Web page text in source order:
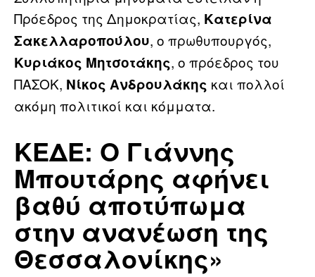
Πρόεδρος της Δημοκρατίας, Κατερίνα
Σακελλαροπούλου, ο πρωθυπουργός,
Κυριάκος Μητσοτάκης, ο πρόεδρος του
ΠΑΣΟΚ, Νίκος Ανδρουλάκης και πολλοί
ακόμη πολιτικοί και κόμματα.
ΚΕΔΕ: Ο Γιάννης
Μπουτάρης αφήνει
βαθύ αποτύπωμα
στην ανανέωση της
Θεσσαλονίκης»